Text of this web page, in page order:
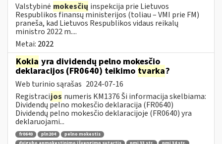
Valstybinė mokesčių inspekcija prie Lietuvos
Respublikos finansų ministerijos (toliau – VMI prie FM)
praneša, kad Lietuvos Respublikos vidaus reikalų
ministro 2022 m....
Metai: 2022
Kokia yra dividendų pelno mokesčio
deklaracijos (FR0640) teikimo tvarka?
Web turinio sąrašas 2024-07-16
Registracijos numeris KM1376 Ši informacija skelbiama:
Dividendų pelno mokesčio deklaracija (FR0640)
Dividendų pelno mokesčio deklaracijoje (FR0640) yra
deklaruojami...
fr0640 pln204
pelno mokestis